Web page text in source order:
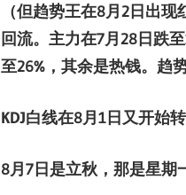
（但趋势王在8月 2日出现
回流。主力在7月28日跌
至26%，其余是热钱。趋
KDJ白线在8月 1日又开始转
8月 7日是立秋，那是星期